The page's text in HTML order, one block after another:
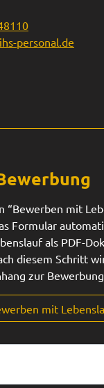
personal.de
“Bewerben mit
Formular
als PDF-
diesem Schritt
zur
mit